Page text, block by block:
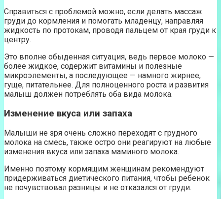
Справиться с проблемой можно, если делать массаж
груди до кормления и помогать младенцу, направляя
жидкость по протокам, проводя пальцем от края груди к
центру.
Это вполне обыденная ситуация, ведь первое молоко —
более жидкое, содержит витамины и полезные
микроэлементы, а последующее — намного жирнее,
гуще, питательнее. Для полноценного роста и развития
малыш должен потреблять оба вида молока.
Изменение вкуса или запаха
Малыши не зря очень сложно переходят с грудного
молока на смесь, также остро они реагируют на любые
изменения вкуса или запаха маминого молока.
Именно поэтому кормящим женщинам рекомендуют
придерживаться диетического питания, чтобы ребенок
не почувствовал разницы и не отказался от груди.